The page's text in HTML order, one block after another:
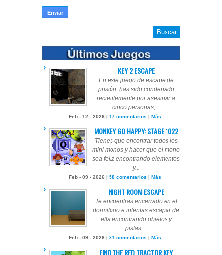
KEY 2 ESCAPE
En este juego de escape de
prisión, has sido condenado
recientemente por asesinar a
cinco personas,...
Feb - 12 - 2026 | 17 comentarios | Más
MONKEY GO HAPPY: STAGE 1022
Tienes que encontrar todos los
mini monos y hacer que el mono
sea feliz encontrando elementos
y...
Feb - 09 - 2026 | 58 comentarios | Más
NIGHT ROOM ESCAPE
Te encuentras encerrado en el
dormitorio e intentas escapar de
ella encontrando objetos y
pistas,...
Feb - 09 - 2026 | 31 comentarios | Más
FIND THE RED TRACTOR KEY